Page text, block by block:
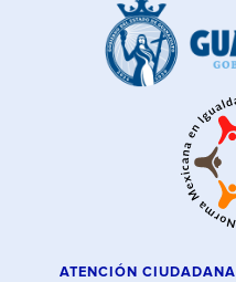
ATENCIÓN CIUDADANA